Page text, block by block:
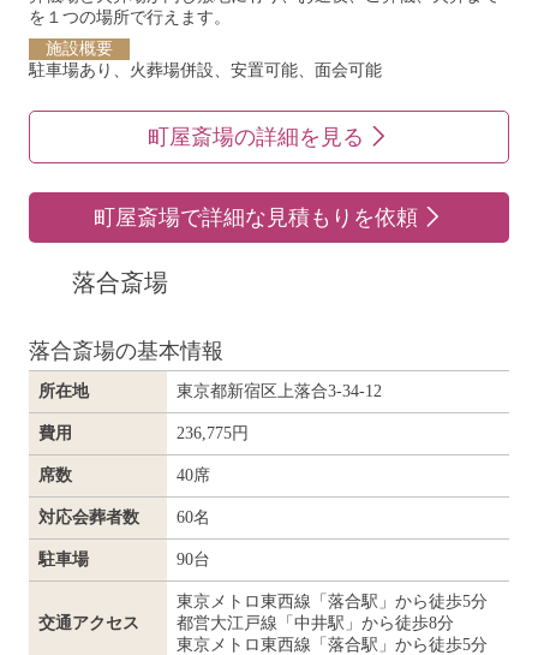
を１つの場所で行えます。
施設概要
駐車場あり、火葬場併設、安置可能、面会可能
町屋斎場の詳細を見る
町屋斎場で詳細な見積もりを依頼
落合斎場
落合斎場の基本情報
所在地 東京都新宿区上落合3-34-12
費用 236,775円
席数 40席
対応会葬者数 60名
駐車場 90台
交通アクセス
東京メトロ東西線「落合駅」から徒歩5分
都営大江戸線「中井駅」から徒歩8分
東京メトロ東西線「落合駅」から徒歩5分